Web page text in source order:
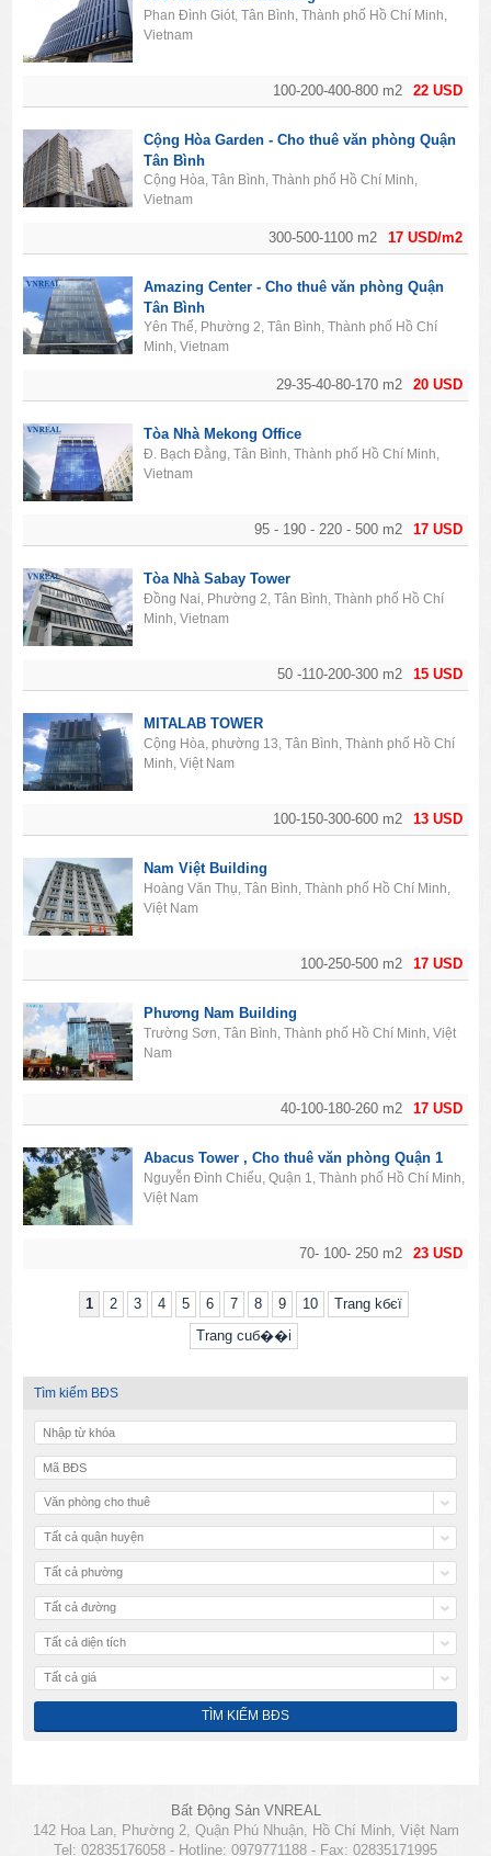
22 USD
100-200-400-800 m2
Phan Đình Giót, Tân Bình, Thành phố Hồ Chí Minh,
Vietnam
17 USD/m2
300-500-1100 m2
Cộng Hòa Garden - Cho thuê văn phòng Quận
Tân Bình
Cộng Hòa, Tân Bình, Thành phố Hồ Chí Minh,
Vietnam
20 USD
29-35-40-80-170 m2
Amazing Center - Cho thuê văn phòng Quận
Tân Bình
Yên Thế, Phường 2, Tân Bình, Thành phố Hồ Chí
Minh, Vietnam
17 USD
95 - 190 - 220 - 500 m2
Tòa Nhà Mekong Office
Đ. Bạch Đằng, Tân Bình, Thành phố Hồ Chí Minh,
Vietnam
15 USD
50 -110-200-300 m2
Tòa Nhà Sabay Tower
Đồng Nai, Phường 2, Tân Bình, Thành phố Hồ Chí
Minh, Vietnam
13 USD
100-150-300-600 m2
MITALAB TOWER
Cộng Hòa, phường 13, Tân Bình, Thành phố Hồ Chí
Minh, Việt Nam
17 USD
100-250-500 m2
Nam Việt Building
Hoàng Văn Thụ, Tân Bình, Thành phố Hồ Chí Minh,
Việt Nam
17 USD
40-100-180-260 m2
Phương Nam Building
Trường Sơn, Tân Bình, Thành phố Hồ Chí Minh, Việt
Nam
23 USD
70- 100- 250 m2
Abacus Tower , Cho thuê văn phòng Quận 1
Nguyễn Đình Chiểu, Quận 1, Thành phố Hồ Chí Minh,
Việt Nam
1 2 3 4 5 6 7 8 9 10
Trang kбєї
Trang cuб��i
Tìm kiếm BĐS
Văn phòng cho thuê
Tất cả quận huyện
Tất cả phường
Tất cả đường
Tất cả diện tích
Tất cả giá
Bất Động Sản VNREAL
142 Hoa Lan, Phường 2, Quận Phú Nhuận, Hồ Chí Minh, Việt Nam
Tel: 02835176058 - Hotline: 0979771188 - Fax: 02835171995